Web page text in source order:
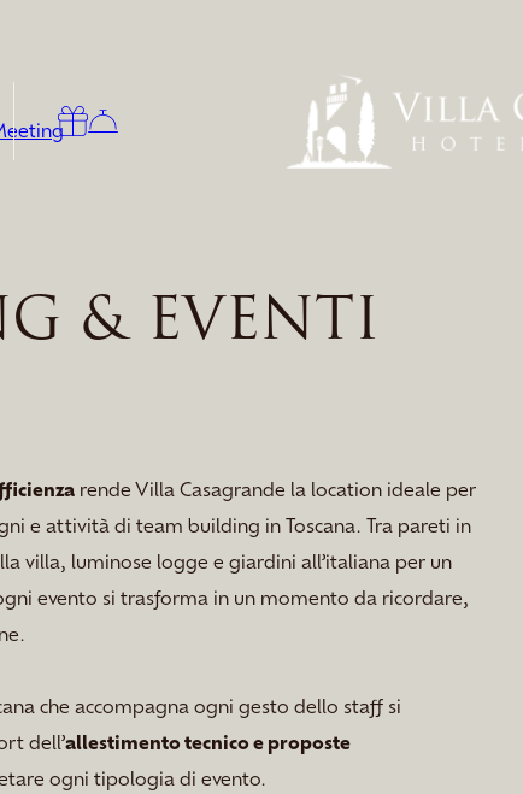
& EVENTI
rende Villa Casagrande la location ideale per
e attività di team building in Toscana. Tra pareti in
villa, luminose logge e giardini all’italiana per un
evento si trasforma in un momento da ricordare,
che accompagna ogni gesto dello staff si
dell’allestimento tecnico e proposte
ogni tipologia di evento.